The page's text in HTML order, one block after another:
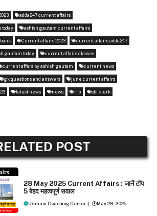
adda247 current affairs
today ashish gautam current affairs
bank Current affairs 2023 current affairs adda247
gautam today current affairs classes
current affars by ashish gautam current news
gk questions and answers june current affairs
latest news news rrb sbi clerk
POST
28 May 2025 Current Affairs : जानें टॉप
5 बेहद महत्वपूर्ण सवाल
Usmani Coaching Center | May 28, 2025